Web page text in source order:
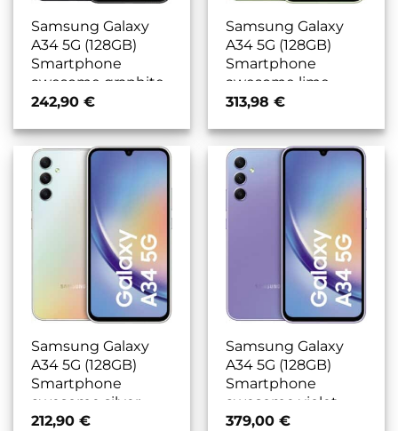
Samsung Galaxy
A34 5G (128GB)
Smartphone
awesome graphite
242,90 €
Samsung Galaxy
A34 5G (128GB)
Smartphone
awesome lime
313,98 €
Samsung Galaxy
A34 5G (128GB)
Smartphone
awesome silver
212,90 €
Samsung Galaxy
A34 5G (128GB)
Smartphone
awesome violet
379,00 €